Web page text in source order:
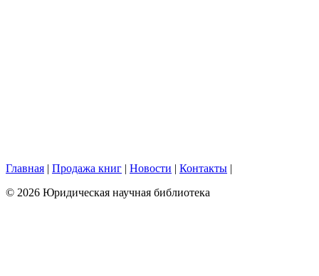
Главная | Продажа книг | Новости | Контакты |
© 2026 Юридическая научная библиотека